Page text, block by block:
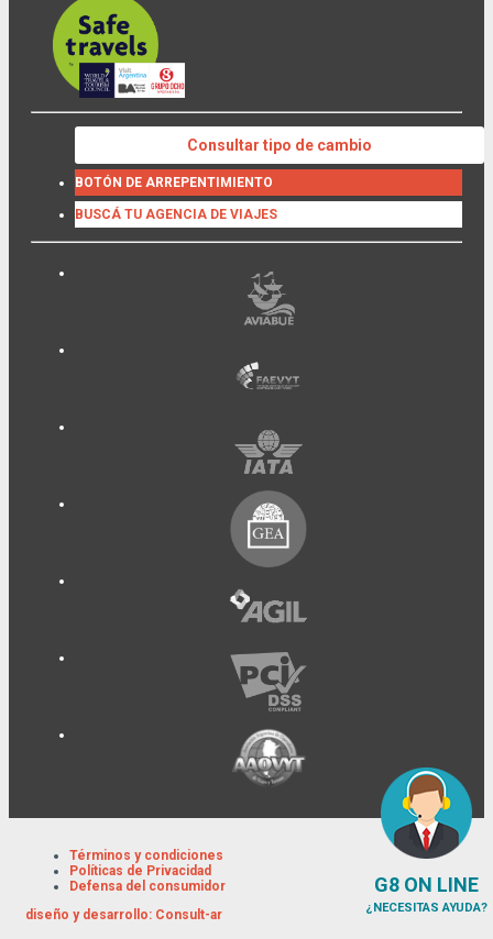
Consultar tipo de cambio
BOTÓN DE ARREPENTIMIENTO
BUSCÁ TU AGENCIA DE VIAJES
Términos y condiciones
Políticas de Privacidad
Defensa del consumidor
diseño y desarrollo: Consult-ar
G8 ON LINE
¿NECESITAS AYUDA?